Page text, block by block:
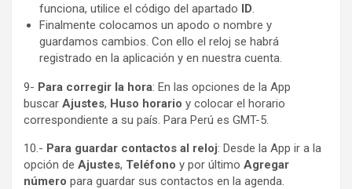
funciona, utilice el código del apartado ID.
Finalmente colocamos un apodo o nombre y
guardamos cambios. Con ello el reloj se habrá
registrado en la aplicación y en nuestra cuenta.
9- Para corregir la hora: En las opciones de la App
buscar Ajustes, Huso horario y colocar el horario
correspondiente a su país. Para Perú es GMT-5.
10.- Para guardar contactos al reloj: Desde la App ir a la
opción de Ajustes, Teléfono y por último Agregar
número para guardar sus contactos en la agenda.